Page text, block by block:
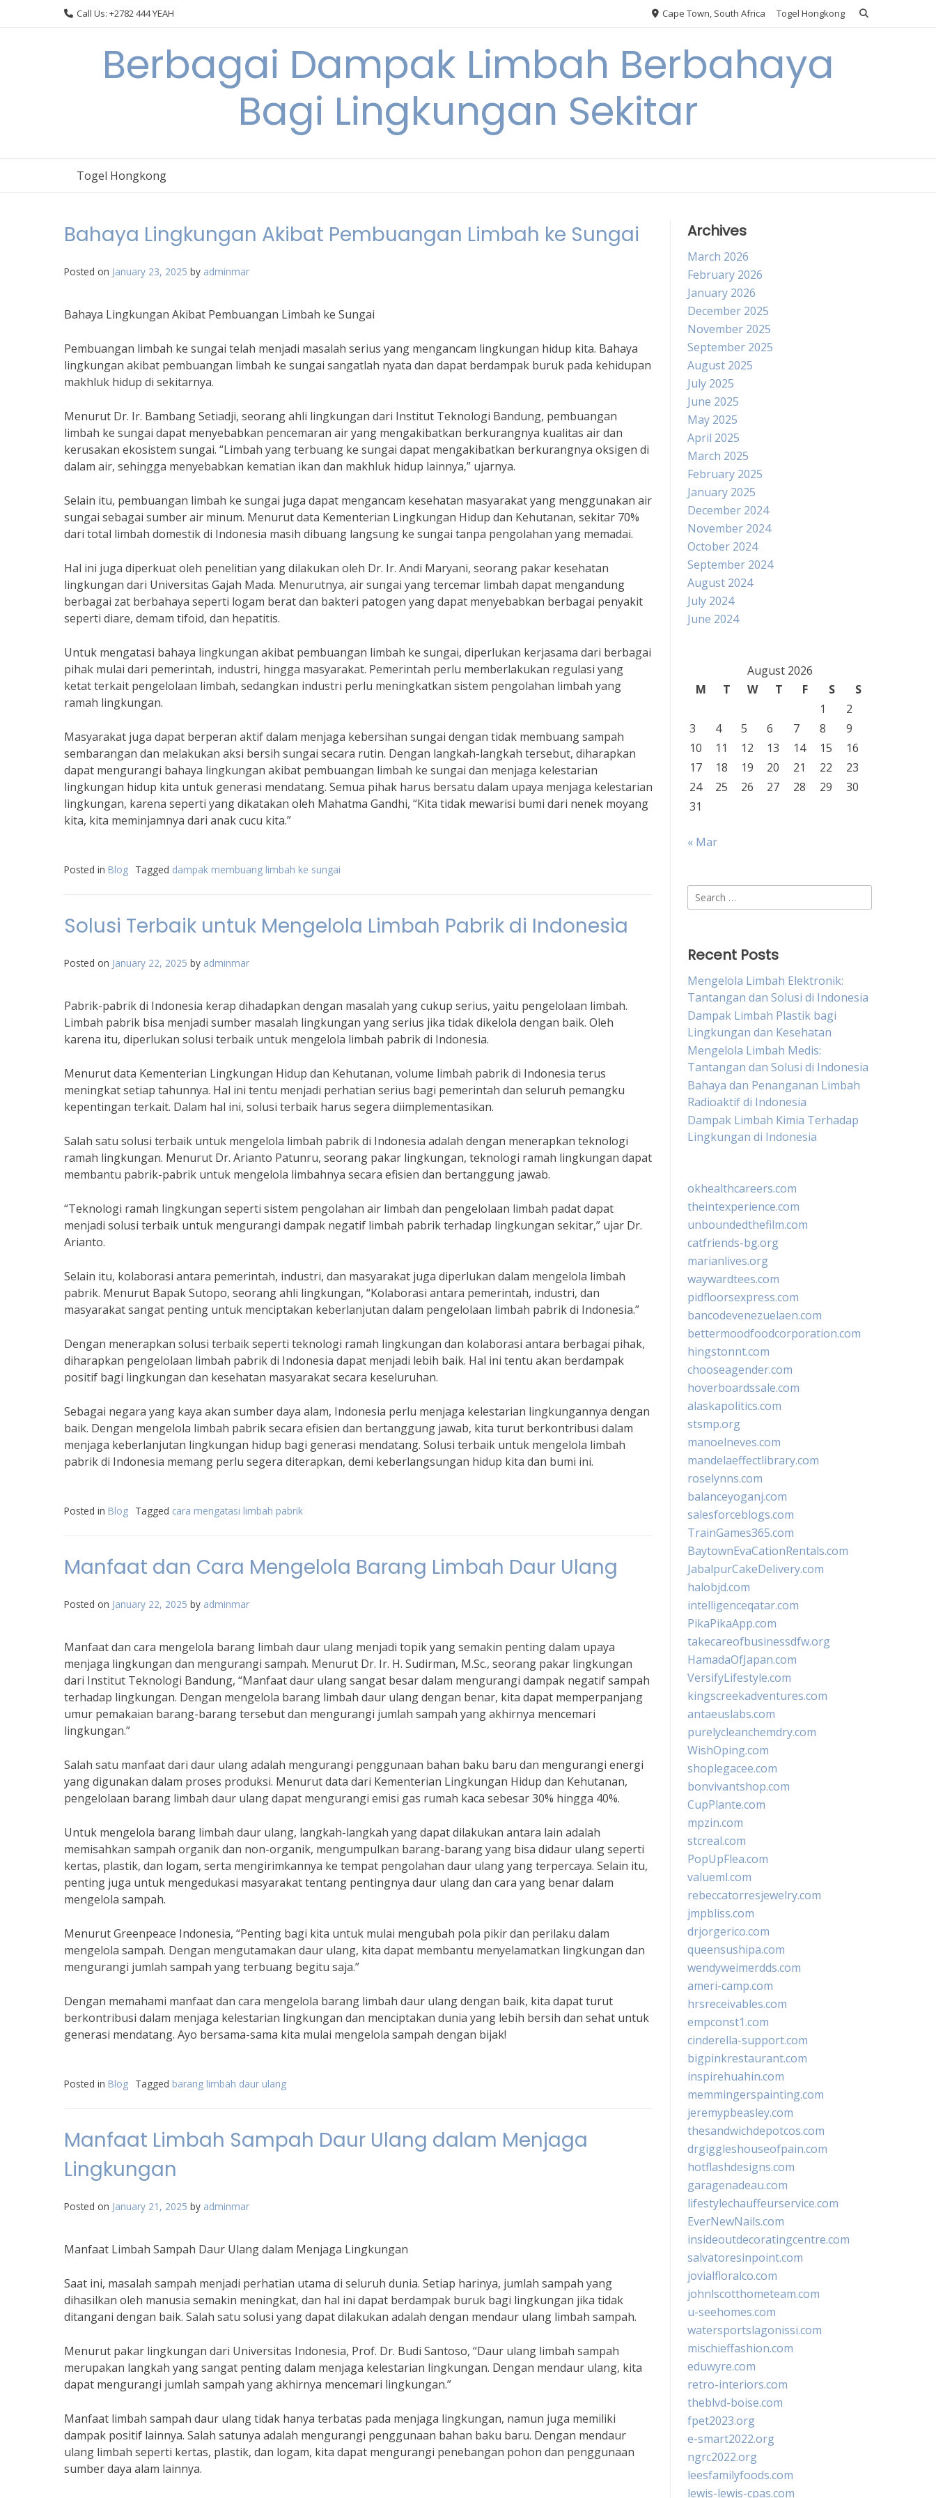
Call Us: +2782 444 YEAH Cape Town, South Africa Togel Hongkong
Berbagai Dampak Limbah Berbahaya
Bagi Lingkungan Sekitar
Togel Hongkong
Bahaya Lingkungan Akibat Pembuangan Limbah ke Sungai
Posted on January 23, 2025 by adminmar
Bahaya Lingkungan Akibat Pembuangan Limbah ke Sungai
Pembuangan limbah ke sungai telah menjadi masalah serius yang mengancam lingkungan hidup kita. Bahaya
lingkungan akibat pembuangan limbah ke sungai sangatlah nyata dan dapat berdampak buruk pada kehidupan
makhluk hidup di sekitarnya.
Menurut Dr. Ir. Bambang Setiadji, seorang ahli lingkungan dari Institut Teknologi Bandung, pembuangan
limbah ke sungai dapat menyebabkan pencemaran air yang mengakibatkan berkurangnya kualitas air dan
kerusakan ekosistem sungai. “Limbah yang terbuang ke sungai dapat mengakibatkan berkurangnya oksigen di
dalam air, sehingga menyebabkan kematian ikan dan makhluk hidup lainnya,” ujarnya.
Selain itu, pembuangan limbah ke sungai juga dapat mengancam kesehatan masyarakat yang menggunakan air
sungai sebagai sumber air minum. Menurut data Kementerian Lingkungan Hidup dan Kehutanan, sekitar 70%
dari total limbah domestik di Indonesia masih dibuang langsung ke sungai tanpa pengolahan yang memadai.
Hal ini juga diperkuat oleh penelitian yang dilakukan oleh Dr. Ir. Andi Maryani, seorang pakar kesehatan
lingkungan dari Universitas Gajah Mada. Menurutnya, air sungai yang tercemar limbah dapat mengandung
berbagai zat berbahaya seperti logam berat dan bakteri patogen yang dapat menyebabkan berbagai penyakit
seperti diare, demam tifoid, dan hepatitis.
Untuk mengatasi bahaya lingkungan akibat pembuangan limbah ke sungai, diperlukan kerjasama dari berbagai
pihak mulai dari pemerintah, industri, hingga masyarakat. Pemerintah perlu memberlakukan regulasi yang
ketat terkait pengelolaan limbah, sedangkan industri perlu meningkatkan sistem pengolahan limbah yang
ramah lingkungan.
Masyarakat juga dapat berperan aktif dalam menjaga kebersihan sungai dengan tidak membuang sampah
sembarangan dan melakukan aksi bersih sungai secara rutin. Dengan langkah-langkah tersebut, diharapkan
dapat mengurangi bahaya lingkungan akibat pembuangan limbah ke sungai dan menjaga kelestarian
lingkungan hidup kita untuk generasi mendatang. Semua pihak harus bersatu dalam upaya menjaga kelestarian
lingkungan, karena seperti yang dikatakan oleh Mahatma Gandhi, “Kita tidak mewarisi bumi dari nenek moyang
kita, kita meminjamnya dari anak cucu kita.”
Posted in Blog Tagged dampak membuang limbah ke sungai
Solusi Terbaik untuk Mengelola Limbah Pabrik di Indonesia
Posted on January 22, 2025 by adminmar
Pabrik-pabrik di Indonesia kerap dihadapkan dengan masalah yang cukup serius, yaitu pengelolaan limbah.
Limbah pabrik bisa menjadi sumber masalah lingkungan yang serius jika tidak dikelola dengan baik. Oleh
karena itu, diperlukan solusi terbaik untuk mengelola limbah pabrik di Indonesia.
Menurut data Kementerian Lingkungan Hidup dan Kehutanan, volume limbah pabrik di Indonesia terus
meningkat setiap tahunnya. Hal ini tentu menjadi perhatian serius bagi pemerintah dan seluruh pemangku
kepentingan terkait. Dalam hal ini, solusi terbaik harus segera diimplementasikan.
Salah satu solusi terbaik untuk mengelola limbah pabrik di Indonesia adalah dengan menerapkan teknologi
ramah lingkungan. Menurut Dr. Arianto Patunru, seorang pakar lingkungan, teknologi ramah lingkungan dapat
membantu pabrik-pabrik untuk mengelola limbahnya secara efisien dan bertanggung jawab.
“Teknologi ramah lingkungan seperti sistem pengolahan air limbah dan pengelolaan limbah padat dapat
menjadi solusi terbaik untuk mengurangi dampak negatif limbah pabrik terhadap lingkungan sekitar,” ujar Dr.
Arianto.
Selain itu, kolaborasi antara pemerintah, industri, dan masyarakat juga diperlukan dalam mengelola limbah
pabrik. Menurut Bapak Sutopo, seorang ahli lingkungan, “Kolaborasi antara pemerintah, industri, dan
masyarakat sangat penting untuk menciptakan keberlanjutan dalam pengelolaan limbah pabrik di Indonesia.”
Dengan menerapkan solusi terbaik seperti teknologi ramah lingkungan dan kolaborasi antara berbagai pihak,
diharapkan pengelolaan limbah pabrik di Indonesia dapat menjadi lebih baik. Hal ini tentu akan berdampak
positif bagi lingkungan dan kesehatan masyarakat secara keseluruhan.
Sebagai negara yang kaya akan sumber daya alam, Indonesia perlu menjaga kelestarian lingkungannya dengan
baik. Dengan mengelola limbah pabrik secara efisien dan bertanggung jawab, kita turut berkontribusi dalam
menjaga keberlanjutan lingkungan hidup bagi generasi mendatang. Solusi terbaik untuk mengelola limbah
pabrik di Indonesia memang perlu segera diterapkan, demi keberlangsungan hidup kita dan bumi ini.
Posted in Blog Tagged cara mengatasi limbah pabrik
Manfaat dan Cara Mengelola Barang Limbah Daur Ulang
Posted on January 22, 2025 by adminmar
Manfaat dan cara mengelola barang limbah daur ulang menjadi topik yang semakin penting dalam upaya
menjaga lingkungan dan mengurangi sampah. Menurut Dr. Ir. H. Sudirman, M.Sc., seorang pakar lingkungan
dari Institut Teknologi Bandung, “Manfaat daur ulang sangat besar dalam mengurangi dampak negatif sampah
terhadap lingkungan. Dengan mengelola barang limbah daur ulang dengan benar, kita dapat memperpanjang
umur pemakaian barang-barang tersebut dan mengurangi jumlah sampah yang akhirnya mencemari
lingkungan.”
Salah satu manfaat dari daur ulang adalah mengurangi penggunaan bahan baku baru dan mengurangi energi
yang digunakan dalam proses produksi. Menurut data dari Kementerian Lingkungan Hidup dan Kehutanan,
pengelolaan barang limbah daur ulang dapat mengurangi emisi gas rumah kaca sebesar 30% hingga 40%.
Untuk mengelola barang limbah daur ulang, langkah-langkah yang dapat dilakukan antara lain adalah
memisahkan sampah organik dan non-organik, mengumpulkan barang-barang yang bisa didaur ulang seperti
kertas, plastik, dan logam, serta mengirimkannya ke tempat pengolahan daur ulang yang terpercaya. Selain itu,
penting juga untuk mengedukasi masyarakat tentang pentingnya daur ulang dan cara yang benar dalam
mengelola sampah.
Menurut Greenpeace Indonesia, “Penting bagi kita untuk mulai mengubah pola pikir dan perilaku dalam
mengelola sampah. Dengan mengutamakan daur ulang, kita dapat membantu menyelamatkan lingkungan dan
mengurangi jumlah sampah yang terbuang begitu saja.”
Dengan memahami manfaat dan cara mengelola barang limbah daur ulang dengan baik, kita dapat turut
berkontribusi dalam menjaga kelestarian lingkungan dan menciptakan dunia yang lebih bersih dan sehat untuk
generasi mendatang. Ayo bersama-sama kita mulai mengelola sampah dengan bijak!
Posted in Blog Tagged barang limbah daur ulang
Manfaat Limbah Sampah Daur Ulang dalam Menjaga
Lingkungan
Posted on January 21, 2025 by adminmar
Manfaat Limbah Sampah Daur Ulang dalam Menjaga Lingkungan
Saat ini, masalah sampah menjadi perhatian utama di seluruh dunia. Setiap harinya, jumlah sampah yang
dihasilkan oleh manusia semakin meningkat, dan hal ini dapat berdampak buruk bagi lingkungan jika tidak
ditangani dengan baik. Salah satu solusi yang dapat dilakukan adalah dengan mendaur ulang limbah sampah.
Menurut pakar lingkungan dari Universitas Indonesia, Prof. Dr. Budi Santoso, “Daur ulang limbah sampah
merupakan langkah yang sangat penting dalam menjaga kelestarian lingkungan. Dengan mendaur ulang, kita
dapat mengurangi jumlah sampah yang akhirnya mencemari lingkungan.”
Manfaat limbah sampah daur ulang tidak hanya terbatas pada menjaga lingkungan, namun juga memiliki
dampak positif lainnya. Salah satunya adalah mengurangi penggunaan bahan baku baru. Dengan mendaur
ulang limbah seperti kertas, plastik, dan logam, kita dapat mengurangi penebangan pohon dan penggunaan
sumber daya alam lainnya.
Archives
March 2026
February 2026
January 2026
December 2025
November 2025
September 2025
August 2025
July 2025
June 2025
May 2025
April 2025
March 2025
February 2025
January 2025
December 2024
November 2024
October 2024
September 2024
August 2024
July 2024
June 2024
August 2026
M
T W T F S
S
1
2
3
4 5 6 7 8
9
10
11 12 13 14 15
16
17
18 19 20 21 22
23
24
25 26 27 28 29
30
31
« Mar
Search
for:
Recent Posts
Mengelola Limbah Elektronik:
Tantangan dan Solusi di Indonesia
Dampak Limbah Plastik bagi
Lingkungan dan Kesehatan
Mengelola Limbah Medis:
Tantangan dan Solusi di Indonesia
Bahaya dan Penanganan Limbah
Radioaktif di Indonesia
Dampak Limbah Kimia Terhadap
Lingkungan di Indonesia
okhealthcareers.com
theintexperience.com
unboundedthefilm.com
catfriends-bg.org
marianlives.org
waywardtees.com
pidfloorsexpress.com
bancodevenezuelaen.com
bettermoodfoodcorporation.com
hingstonnt.com
chooseagender.com
hoverboardssale.com
alaskapolitics.com
stsmp.org
manoelneves.com
mandelaeffectlibrary.com
roselynns.com
balanceyoganj.com
salesforceblogs.com
TrainGames365.com
BaytownEvaCationRentals.com
JabalpurCakeDelivery.com
halobjd.com
intelligenceqatar.com
PikaPikaApp.com
takecareofbusinessdfw.org
HamadaOfJapan.com
VersifyLifestyle.com
kingscreekadventures.com
antaeuslabs.com
purelycleanchemdry.com
WishOping.com
shoplegacee.com
bonvivantshop.com
CupPlante.com
mpzin.com
stcreal.com
PopUpFlea.com
valueml.com
rebeccatorresjewelry.com
jmpbliss.com
drjorgerico.com
queensushipa.com
wendyweimerdds.com
ameri-camp.com
hrsreceivables.com
empconst1.com
cinderella-support.com
bigpinkrestaurant.com
inspirehuahin.com
memmingerspainting.com
jeremypbeasley.com
thesandwichdepotcos.com
drgiggleshouseofpain.com
hotflashdesigns.com
garagenadeau.com
lifestylechauffeurservice.com
EverNewNails.com
insideoutdecoratingcentre.com
salvatoresinpoint.com
jovialfloralco.com
johnlscotthometeam.com
u-seehomes.com
watersportslagonissi.com
mischieffashion.com
eduwyre.com
retro-interiors.com
theblvd-boise.com
fpet2023.org
e-smart2022.org
ngrc2022.org
leesfamilyfoods.com
lewis-lewis-cpas.com